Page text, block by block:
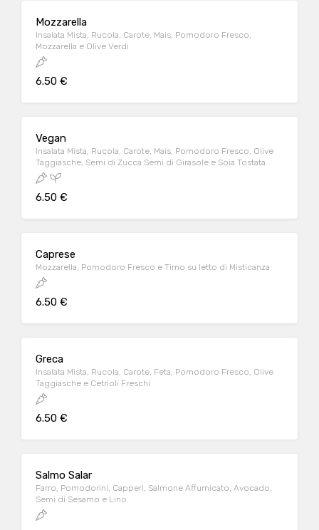
Mozzarella
Insalata Mista, Rucola, Carote, Mais, Pomodoro Fresco,
Mozzarella e Olive Verdi
6.50 €
Vegan
Insalata Mista, Rucola, Carote, Mais, Pomodoro Fresco, Olive
Taggiasche, Semi di Zucca Semi di Girasole e Soia Tostata
6.50 €
Caprese
Mozzarella, Pomodoro Fresco e Timo su letto di Misticanza
6.50 €
Greca
Insalata Mista, Rucola, Carote, Feta, Pomodoro Fresco, Olive
Taggiasche e Cetrioli Freschi
6.50 €
Salmo Salar
Farro, Pomodorini, Capperi, Salmone Affumicato, Avocado,
Semi di Sesamo e Lino